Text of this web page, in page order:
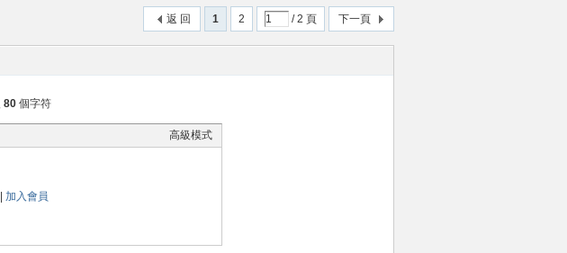
1 2 / 2 頁 下一頁
返 回
80 個字符
高級模式
加入會員